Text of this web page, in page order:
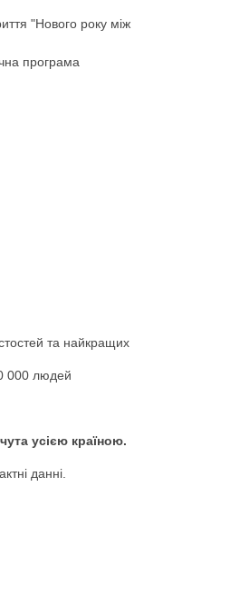
"Нового року між
програма
та найкращих
000 людей
усією країною.
данні.